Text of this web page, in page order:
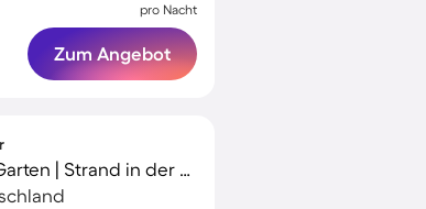
pro Nacht
Zum Angebot
Ferienhaus mit Terrasse und Garten | Strand in der Nähe | Haustiere erlaubt